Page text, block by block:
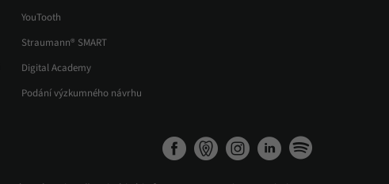
YouTooth
Straumann® SMART
Digital Academy
Podání výzkumného návrhu